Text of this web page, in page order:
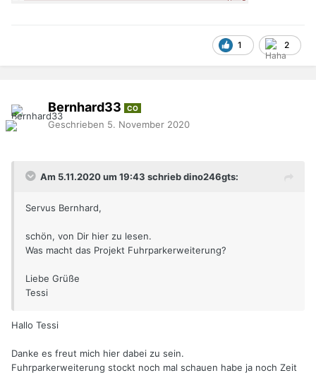
1 2
Bernhard33 CO
Geschrieben 5. November 2020
Am 5.11.2020 um 19:43 schrieb dino246gts:
Servus Bernhard,
schön, von Dir hier zu lesen.
Was macht das Projekt Fuhrparkerweiterung?
Liebe Grüße
Tessi
Hallo Tessi
Danke es freut mich hier dabei zu sein.
Fuhrparkerweiterung stockt noch mal schauen habe ja noch Zeit